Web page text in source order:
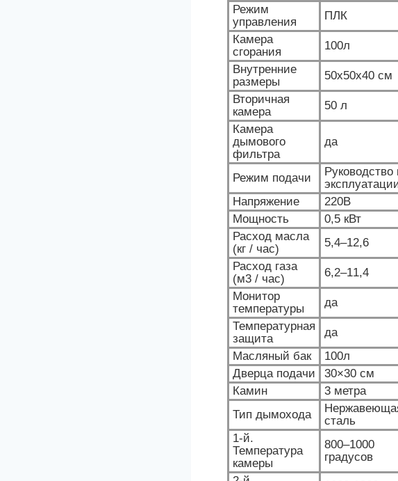
Режим
управления
ПЛК
Камера
сгорания
100л
Внутренние
размеры
50x50x40 см
Вторичная
камера
50 л
Камера
дымового
фильтра
да
Режим подачи
Руководство
Напряжение
220В
Мощность
0,5 кВт
Расход масла
(кг / час)
5,4–12,6
Расход газа
(м3 / час)
6,2–11,4
Монитор
температуры
да
Температурная
защита
да
Масляный бак
100л
Дверца подачи
30×30 см
Камин
3 метра
Тип дымохода
сталь
1-й.
Температура
камеры
800–1000
градусов